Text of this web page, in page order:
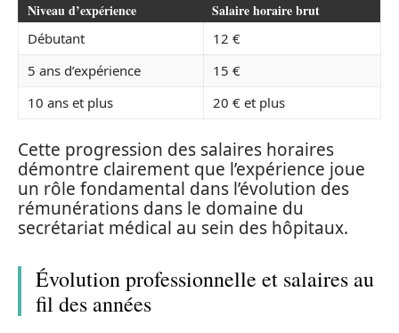
Niveau d’expérience Salaire horaire brut
Débutant
12 €
5 ans d’expérience
15 €
10 ans et plus
20 € et plus
Cette progression des salaires horaires
démontre clairement que l’expérience joue
un rôle fondamental dans l’évolution des
rémunérations dans le domaine du
secrétariat médical au sein des hôpitaux.
Évolution professionnelle et salaires au
fil des années